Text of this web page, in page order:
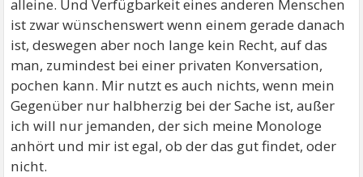
alleine. Und Verfügbarkeit eines anderen Menschen
ist zwar wünschenswert wenn einem gerade danach
ist, deswegen aber noch lange kein Recht, auf das
man, zumindest bei einer privaten Konversation,
pochen kann. Mir nutzt es auch nichts, wenn mein
Gegenüber nur halbherzig bei der Sache ist, außer
ich will nur jemanden, der sich meine Monologe
anhört und mir ist egal, ob der das gut findet, oder
nicht.